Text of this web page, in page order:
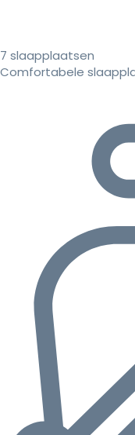
7 slaapplaatsen
Comfortabele